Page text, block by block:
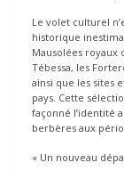
Le volet culturel
historique
Mausolées royaux
Tébessa, les
ainsi que les sites
pays. Cette
façonné l’identité
berbères aux
« Un nouveau